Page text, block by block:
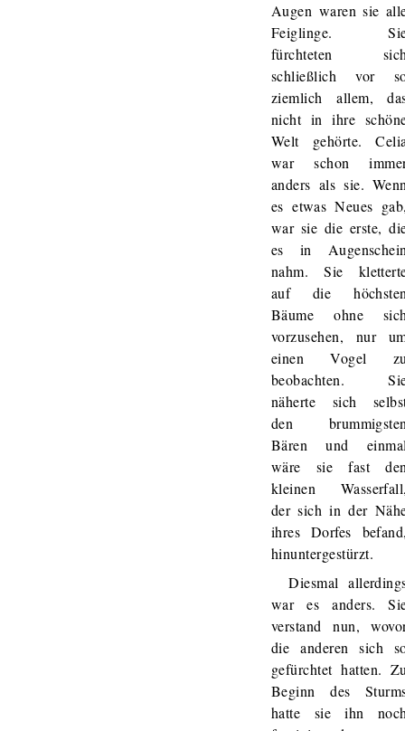
Augen waren sie
Feiglinge.
fürchteten
schließlich vor
ziemlich allem,
nicht in ihre
Welt gehörte.
war schon
anders als sie.
es etwas Neues
war sie die erste,
es in
nahm. Sie
auf die
Bäume ohne
vorzusehen, nur
einen Vogel
beobachten.
näherte sich
den
Bären und
wäre sie fast
kleinen
der sich in der
ihres Dorfes
hinuntergestürzt.
Diesmal
war es anders.
verstand nun,
die anderen sich
gefürchtet hatten.
Beginn des
hatte sie ihn